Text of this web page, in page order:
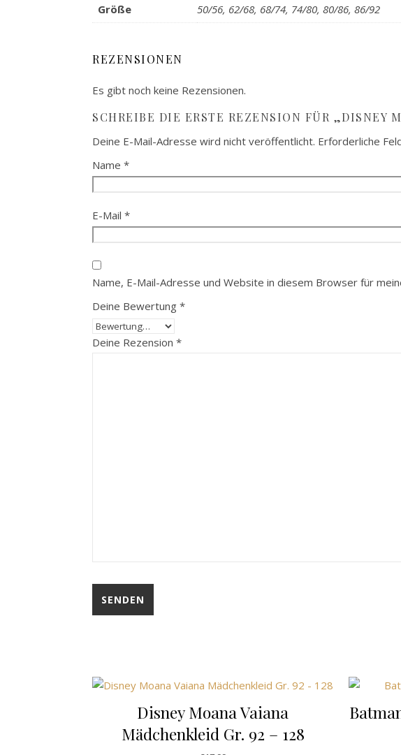
Größe 50/56, 62/68, 68/74, 74/80, 80/86, 86/92
REZENSIONEN
Es gibt noch keine Rezensionen.
SCHREIBE DIE ERSTE REZENSION FÜR „DISNEY
Deine E-Mail-Adresse wird nicht veröffentlicht. Erforderliche
Name *
E-Mail *
Name, E-Mail-Adresse und Website in diesem Browser für
Deine Bewertung *
Deine Rezension *
Disney Moana Vaiana
Mädchenkleid Gr. 92 – 128